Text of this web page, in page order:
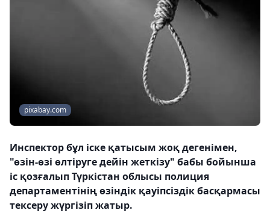
pixabay.com
Инспектор бұл іске қатысым жоқ дегенімен,
"өзін-өзі өлтіруге дейін жеткізу" бабы бойынша
іс қозғалып Түркістан облысы полиция
департаментінің өзіндік қауіпсіздік басқармасы
тексеру жүргізіп жатыр.